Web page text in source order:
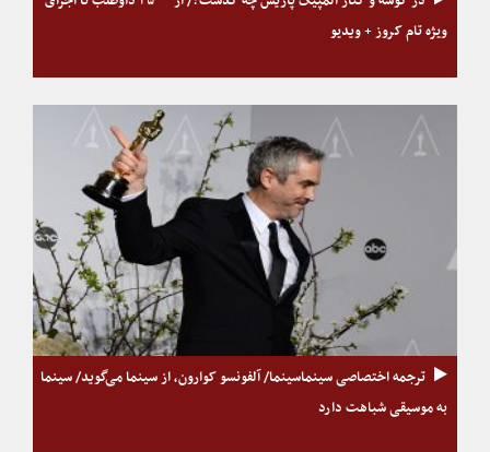
ویژه تام کروز + ویدیو
ترجمه اختصاصی سینماسینما/ آلفونسو کوارون، از سینما می‌گوید/ سینما
به موسیقی شباهت دارد